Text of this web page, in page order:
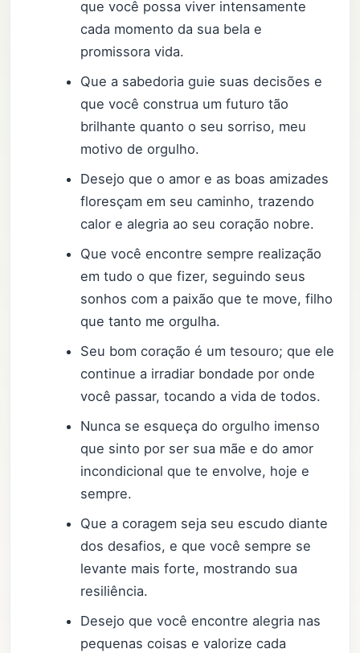
que você possa viver intensamente
cada momento da sua bela e
promissora vida.
Que a sabedoria guie suas decisões e
que você construa um futuro tão
brilhante quanto o seu sorriso, meu
motivo de orgulho.
Desejo que o amor e as boas amizades
floresçam em seu caminho, trazendo
calor e alegria ao seu coração nobre.
Que você encontre sempre realização
em tudo o que fizer, seguindo seus
sonhos com a paixão que te move, filho
que tanto me orgulha.
Seu bom coração é um tesouro; que ele
continue a irradiar bondade por onde
você passar, tocando a vida de todos.
Nunca se esqueça do orgulho imenso
que sinto por ser sua mãe e do amor
incondicional que te envolve, hoje e
sempre.
Que a coragem seja seu escudo diante
dos desafios, e que você sempre se
levante mais forte, mostrando sua
resiliência.
Desejo que você encontre alegria nas
pequenas coisas e valorize cada